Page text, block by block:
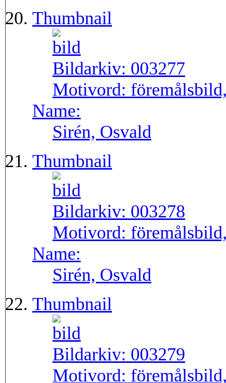
Thumbnail
Bildarkiv: 003277
Motivord:
Name:
Sirén, Osvald
Thumbnail
Bildarkiv: 003278
Motivord:
Name:
Sirén, Osvald
Thumbnail
Bildarkiv: 003279
Motivord: